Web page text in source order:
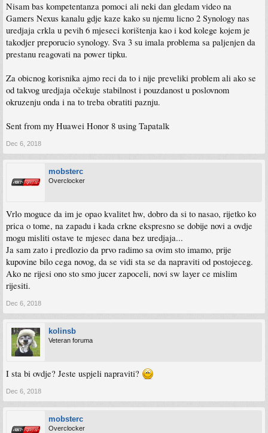
Nisam bas kompetentanza pomoci ali neki dan gledam video na
Gamers Nexus kanalu gdje kaze kako su njemu licno 2 Synology nas
uredjaja crkla u pevih 6 mjeseci korištenja kao i kod kolege kojem je
takodjer preporucio synology. Sva 3 su imala problema sa paljenjen da
prestanu reagovati na power tipku.
Za obicnog korisnika ajmo reci da to i nije preveliki problem ali ako se
od takvog uredjaja očekuje stabilnost i pouzdanost u poslovnom
okruzenju onda i na to treba obratiti paznju.
Sent from my Huawei Honor 8 using Tapatalk
Dec 6, 2018
mobsterc
Overclocker
Vrlo moguce da im je opao kvalitet hw, dobro da si to nasao, rijetko ko
prica o tome, na zapadu i kada crkne ekspresno se dobije novi a ovdje
mogu misliti ostave te mjesec dana bez uredjaja...
Ja sam zato i predlozio da prvo radimo sa ovim sto imamo, prije
kupovine bilo cega novog, da se vidi sta se da napraviti od postojeceg.
Ako ne rijesi ono sto smo jucer zapoceli, novi sw layer ce mislim
rijesiti.
Dec 6, 2018
kolinsb
Veteran foruma
I sta bi ovdje? Jeste uspjeli napraviti?
Dec 6, 2018
mobsterc
Overclocker